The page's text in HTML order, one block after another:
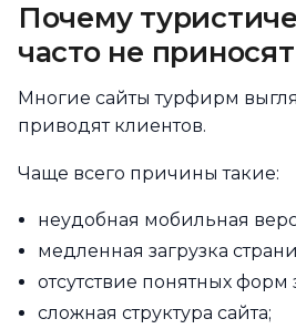
Почему
часто не
Многие сайты турфирм
приводят клиентов.
Чаще всего причины такие:
неудобная мобильная
медленная загрузка
отсутствие понятных форм
сложная структура сайта;